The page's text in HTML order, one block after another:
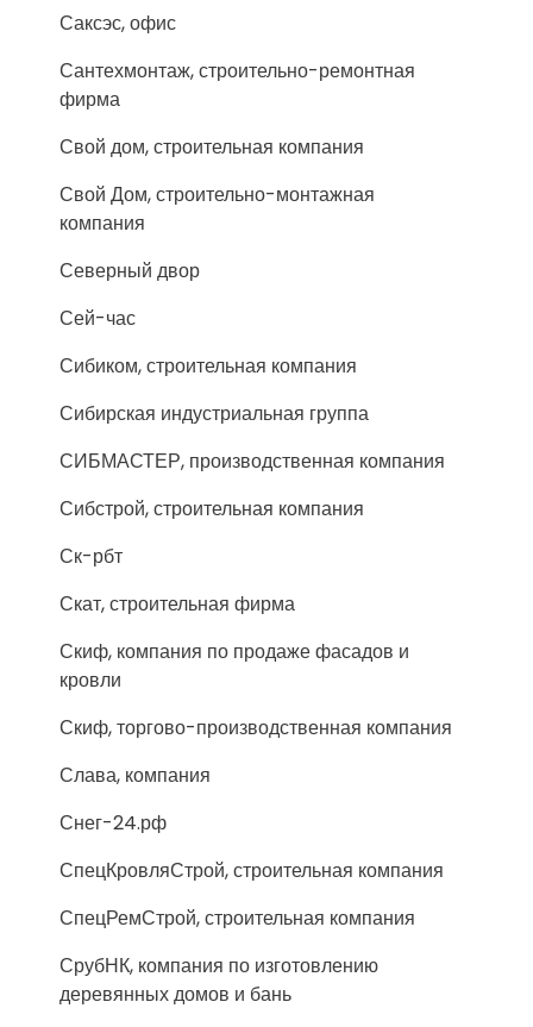
Саксэс, офис
Сантехмонтаж, строительно-ремонтная
фирма
Свой дом, строительная компания
Свой Дом, строительно-монтажная
компания
Северный двор
Сей-час
Сибиком, строительная компания
Сибирская индустриальная группа
СИБМАСТЕР, производственная компания
Сибстрой, строительная компания
Ск-рбт
Скат, строительная фирма
Скиф, компания по продаже фасадов и
кровли
Скиф, торгово-производственная компания
Слава, компания
Снег-24.рф
СпецКровляСтрой, строительная компания
СпецРемСтрой, строительная компания
СрубНК, компания по изготовлению
деревянных домов и бань